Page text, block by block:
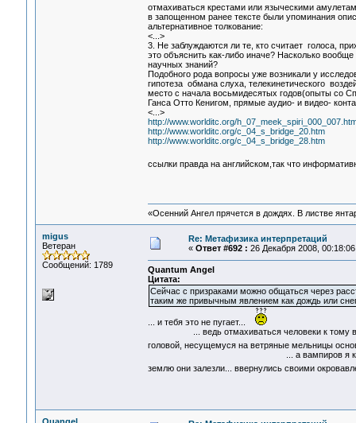
отмахиваться крестами или языческими
в запощенном ранее тексте были упоминания
альтернативное толкование:
<...>
3. Не заблуждаются ли те, кто считает голоса,
это объяснить как-либо иначе? Насколько
научных знаний?
Подобного рода вопросы уже возникали у
гипотеза обмана слуха, телекинетического
место с начала восьмидесятых годов(опыты со
Ганса Отто Кенигом, прямые аудио- и видео-
<...>
http://www.worlditc.org/
http://www.worlditc.org/c_04_s_bridge_20.htm
http://www.worlditc.org/c_04_s_bridge_28.htm
ссылки правда на английском,так что
«Осенний Ангел прячется в дождях. В листве
migus
Ветеран
Сообщений: 1789
Re: Метафизика интерпретаций
« Ответ #692 : 26 Декабря 2008,
Quantum Angel
Цитата:
Сейчас с призраками можно общаться через
таким же привычным явлением как дождь или
... и тебя это не пугает...
... ведь отмахиваться человеки к тому
головой, несущемуся на ветряные мельницы
... а вампиров я кстати уже сегодня
землю они залезли... ввернулись своими